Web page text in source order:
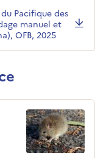
Pacifique des
manuel et
OFB, 2025